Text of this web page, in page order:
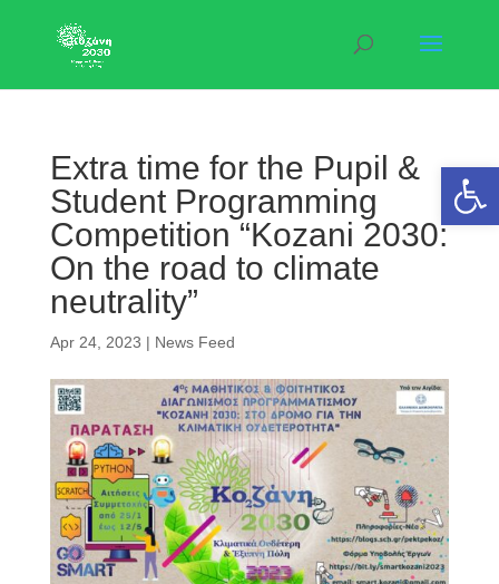
Extra time for the Pupil &
Student Programming
Competition “Kozani 2030:
On the road to climate
neutrality”
Apr 24, 2023 | News Feed